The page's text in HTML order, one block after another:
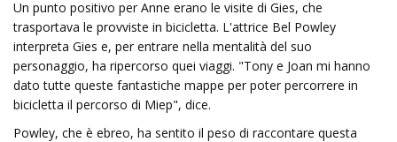
Un punto positivo per Anne erano le visite di Gies, che
trasportava le provviste in bicicletta. L'attrice Bel Powley
interpreta Gies e, per entrare nella mentalità del suo
personaggio, ha ripercorso quei viaggi. "Tony e Joan mi hanno
dato tutte queste fantastiche mappe per poter percorrere in
bicicletta il percorso di Miep", dice.
Powley, che è ebreo, ha sentito il peso di raccontare questa